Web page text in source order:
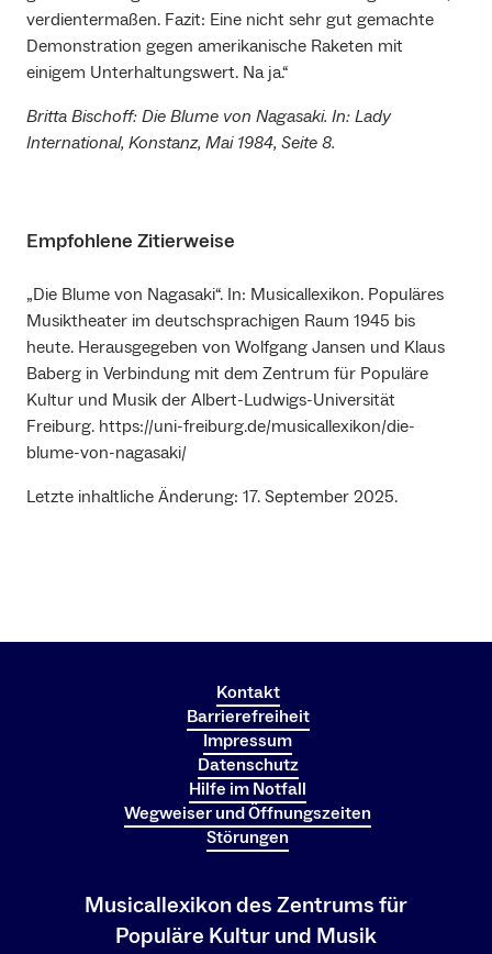
verdientermaßen. Fazit: Eine nicht sehr gut gemachte
Demonstration gegen amerikanische Raketen mit
einigem Unterhaltungswert. Na ja.“
Britta Bischoff: Die Blume von Nagasaki. In: Lady
International, Konstanz, Mai 1984, Seite 8.
Empfohlene Zitierweise
„Die Blume von Nagasaki“. In: Musicallexikon. Populäres
Musiktheater im deutschsprachigen Raum 1945 bis
heute. Herausgegeben von Wolfgang Jansen und Klaus
Baberg in Verbindung mit dem Zentrum für Populäre
Kultur und Musik der Albert-Ludwigs-Universität
Freiburg. https://uni-freiburg.de/musicallexikon/die-
blume-von-nagasaki/
Letzte inhaltliche Änderung: 17. September 2025.
Kontakt
Barrierefreiheit
Impressum
Datenschutz
Hilfe im Notfall
Wegweiser und Öffnungszeiten
Störungen
Musicallexikon des Zentrums für
Populäre Kultur und Musik